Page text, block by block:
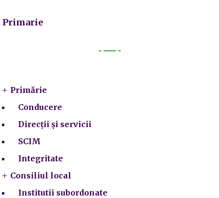
Primarie
Primărie
Conducere
Direcții și servicii
SCIM
Integritate
Consiliul local
Institutii subordonate